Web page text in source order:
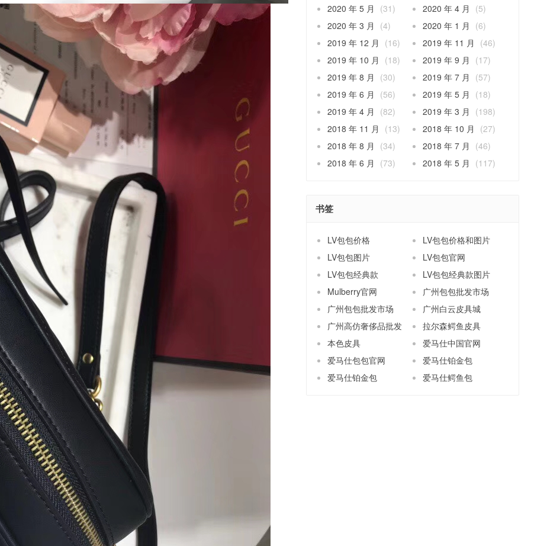
2020 年 5 月
(31) 2020 年 4 月
(5)
2020 年 3 月
(4) 2020 年 1 月
(6)
2019 年 12 月
(16) 2019 年 11 月
(46)
2019 年 10 月
(18) 2019 年 9 月
(17)
2019 年 8 月
(30) 2019 年 7 月
(57)
2019 年 6 月
(56) 2019 年 5 月
(18)
2019 年 4 月
(82) 2019 年 3 月
(198)
2018 年 11 月
(13) 2018 年 10 月
(27)
2018 年 8 月
(34) 2018 年 7 月
(46)
2018 年 6 月
(73) 2018 年 5 月 (117)
书签
LV包包价格
LV包包价格和图片
LV包包图片
LV包包官网
LV包包经典款
LV包包经典款图片
Mulberry官网
广州包包批发市场
广州包包批发市场
广州白云皮具城
广州高仿奢侈品批发
拉尔森鳄鱼皮具
本色皮具
爱马仕中国官网
爱马仕包包官网
爱马仕铂金包
爱马仕铂金包
爱马仕鳄鱼包